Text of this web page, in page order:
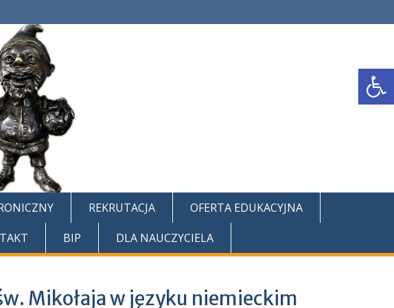
Otwórz pasek narzędzi
REKRUTACJA
OFERTA EDUKACYJNA
BIP DLA NAUCZYCIELA
Mikołaja w języku niemieckim